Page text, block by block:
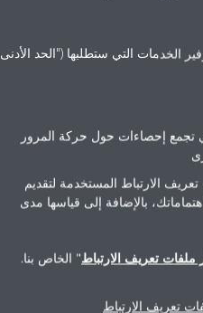
تدريجياً لتوفير بيئة مريحة
الخدمات التي ستطلبها ("الحد الأدنى
تجمع إحصاءات حول حركة المرور
تعريف الارتباط المستخدمة لتقديم
بالإضافة إلى قياسها مدى
ملفات تعريف الارتباط" الخاص بنا.
تعريف الارتباط